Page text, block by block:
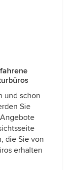
und schon
Sie
die Sie von
erhalten